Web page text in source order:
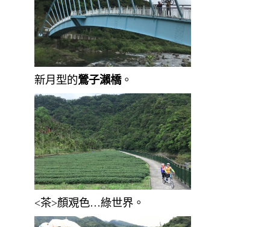
新月型的鶯子瀨橋。
<茶>顏覌色…綠世界。